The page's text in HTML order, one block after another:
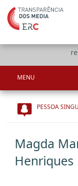
MENU
PESSOA
Magda
Henriques